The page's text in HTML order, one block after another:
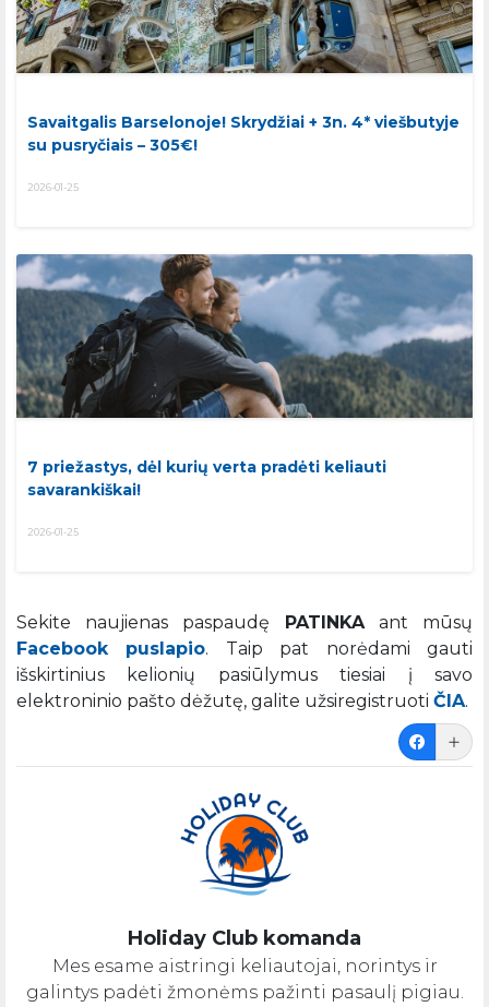
Savaitgalis Barselonoje! Skrydžiai + 3n. 4* viešbutyje
su pusryčiais – 305€!
2026-01-25
7 priežastys, dėl kurių verta pradėti keliauti
savarankiškai!
2026-01-25
Sekite naujienas paspaudę PATINKAant mūsų
Facebook puslapio. Taip pat norėdami gauti
išskirtinius kelionių pasiūlymus tiesiai į savo
elektroninio pašto dėžutę, galite užsiregistruoti ČIA.
Holiday Club komanda
Mes esame aistringi keliautojai, norintys ir
galintys padėti žmonėms pažinti pasaulį pigiau.